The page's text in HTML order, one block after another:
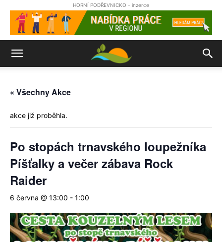
HORNÍ PODŘEVNICKO - inzerce
« Všechny Akce
akce již proběhla.
Po stopách trnavského loupežníka
Píšťalky a večer zábava Rock
Raider
6 června @ 13:00 - 1:00